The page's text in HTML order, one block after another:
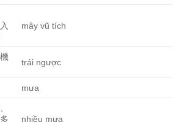
mây vũ tích
trái ngược
mưa
nhiều mưa